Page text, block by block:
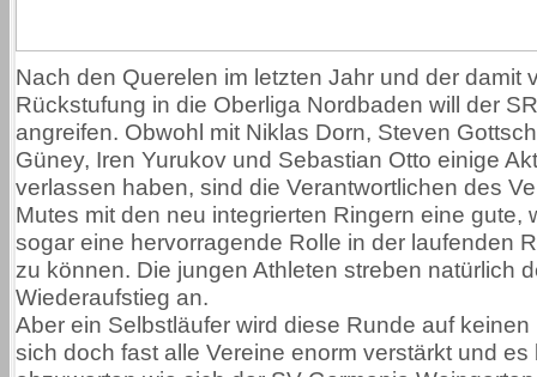
Nach den Querelen im letzten Jahr und der damit
Rückstufung in die Oberliga Nordbaden will der
angreifen. Obwohl mit Niklas Dorn, Steven
Güney, Iren Yurukov und Sebastian Otto einige
verlassen haben, sind die Verantwortlichen des
Mutes mit den neu integrierten Ringern eine gute,
sogar eine hervorragende Rolle in der laufenden
zu können. Die jungen Athleten streben natürlich
Wiederaufstieg an.
Aber ein Selbstläufer wird diese Runde auf keinen
sich doch fast alle Vereine enorm verstärkt und es